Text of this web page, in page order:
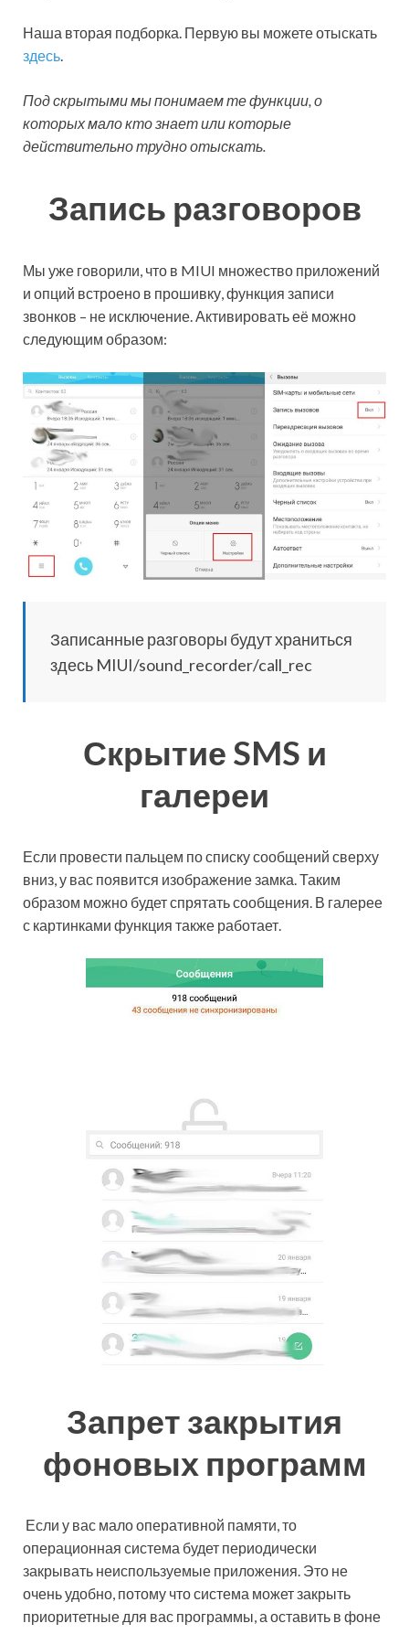
Наша вторая подборка. Первую вы можете отыскать
здесь.
Под скрытыми мы понимаем те функции, о
которых мало кто знает или которые
действительно трудно отыскать.
Запись разговоров
Мы уже говорили, что в MIUI множество приложений
и опций встроено в прошивку, функция записи
звонков – не исключение. Активировать её можно
следующим образом:
Записанные разговоры будут храниться
здесь MIUI/sound_recorder/call_rec
Скрытие SMS и
галереи
Если провести пальцем по списку сообщений сверху
вниз, у вас появится изображение замка. Таким
образом можно будет спрятать сообщения. В галерее
с картинками функция также работает.
Запрет закрытия
фоновых программ
Если у вас мало оперативной памяти, то
операционная система будет периодически
закрывать неиспользуемые приложения. Это не
очень удобно, потому что система может закрыть
приоритетные для вас программы, а оставить в фоне